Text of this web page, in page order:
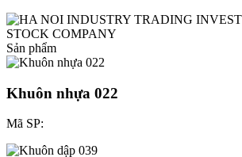
Sản phẩm
Khuôn nhựa 022
Mã SP: